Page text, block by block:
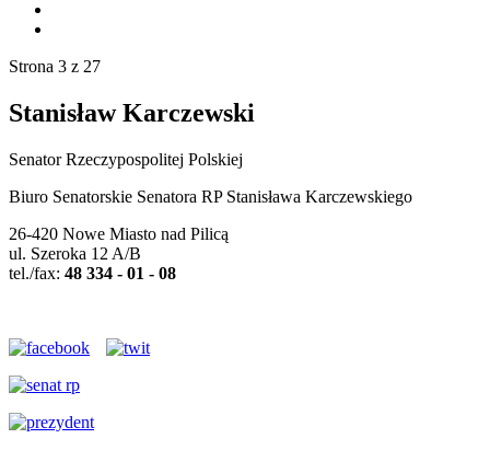
Strona 3 z 27
Stanisław Karczewski
Senator Rzeczypospolitej Polskiej
Biuro Senatorskie Senatora RP Stanisława Karczewskiego
26-420 Nowe Miasto nad Pilicą
ul. Szeroka 12 A/B
tel./fax: 48 334 - 01 - 08